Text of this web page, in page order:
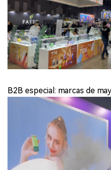
B2B especial: marcas de